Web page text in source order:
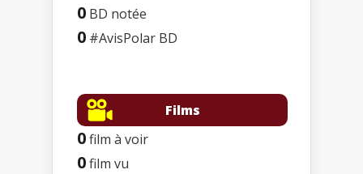
0 BD notée
0 #AvisPolar BD
Films
0film à voir
0film vu